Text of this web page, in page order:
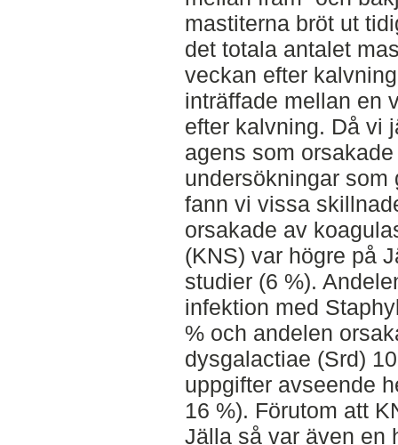
mastiterna bröt ut
det totala antalet
veckan efter
inträffade mellan en
efter kalvning. Då vi
agens som
undersökningar som
fann vi vissa
orsakade av
(KNS) var högre på
studier (6 %).
infektion med
% och andelen
dysgalactiae (Srd)
uppgifter avseende
16 %). Förutom att
Jälla så var även en